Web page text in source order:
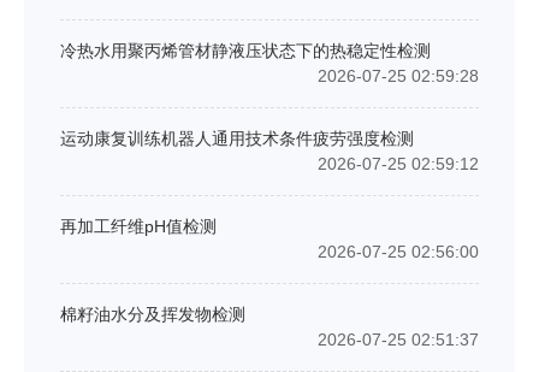
冷热水用聚丙烯管材静液压状态下的热稳定性检测
2026-07-25 02:59:28
运动康复训练机器人通用技术条件疲劳强度检测
2026-07-25 02:59:12
再加工纤维pH值检测
2026-07-25 02:56:00
棉籽油水分及挥发物检测
2026-07-25 02:51:37